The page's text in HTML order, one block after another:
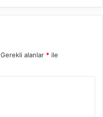
Gerekli alanlar * ile